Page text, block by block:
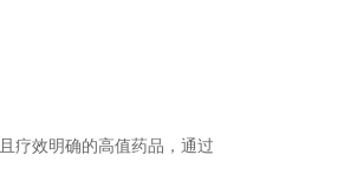
疗效明确的高值药品，通过